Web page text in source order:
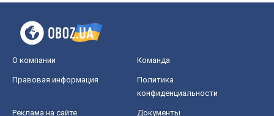
О компании Команда
Правовая информация
Политика
конфиденциальности
Реклама на сайте Документы